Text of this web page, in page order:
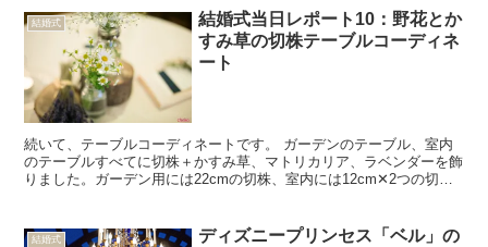
結婚式
結婚式当日レポート10：野花とか
すみ草の切株テーブルコーディネ
ート
続いて、テーブルコーディネートです。 ガーデンのテーブル、室内
のテーブルすべてに切株＋かすみ草、マトリカリア、ラベンダーを飾
りました。ガーデン用には22cmの切株、室内には12cm✕2つの切株
結婚式
ディズニープリンセス「ベル」の